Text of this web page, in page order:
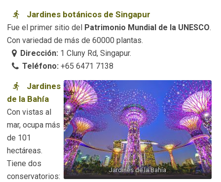
Jardines botánicos de Singapur
Fue el primer sitio del Patrimonio Mundial de la UNESCO.
Con variedad de más de 60000 plantas.
Dirección: 1 Cluny Rd, Singapur.
Teléfono: +65 6471 7138
Jardines de la Bahía
Jardines
de la Bahía
Con vistas al
mar, ocupa más
de 101
hectáreas.
Tiene dos
conservatorios: